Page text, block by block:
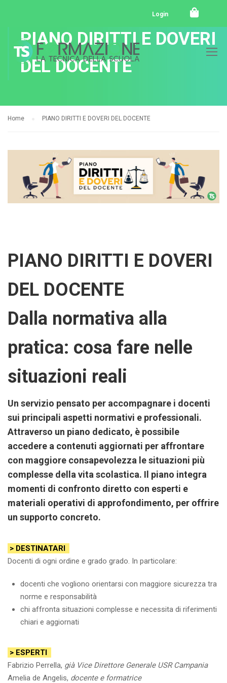
Login
PIANO DIRITTI E DOVERI
DEL DOCENTE
Home PIANO DIRITTI E DOVERI DEL DOCENTE
PIANO DIRITTI E DOVERI
DEL DOCENTE
Dalla normativa alla
pratica: cosa fare nelle
situazioni reali
Un servizio pensato per accompagnare i docenti
sui principali aspetti normativi e professionali.
Attraverso un piano dedicato, è possibile
accedere a contenuti aggiornati per affrontare
con maggiore consapevolezza le situazioni più
complesse della vita scolastica. Il piano integra
momenti di confronto diretto con esperti e
materiali operativi di approfondimento, per offrire
un supporto concreto.
> DESTINATARI
Docenti di ogni ordine e grado grado. In particolare:
docenti che vogliono orientarsi con maggiore sicurezza tra
norme e responsabilità
chi affronta situazioni complesse e necessita di riferimenti
chiari e aggiornati
> ESPERTI
Fabrizio Perrella, già Vice Direttore Generale USR Campania
Amelia de Angelis, docente e formatrice